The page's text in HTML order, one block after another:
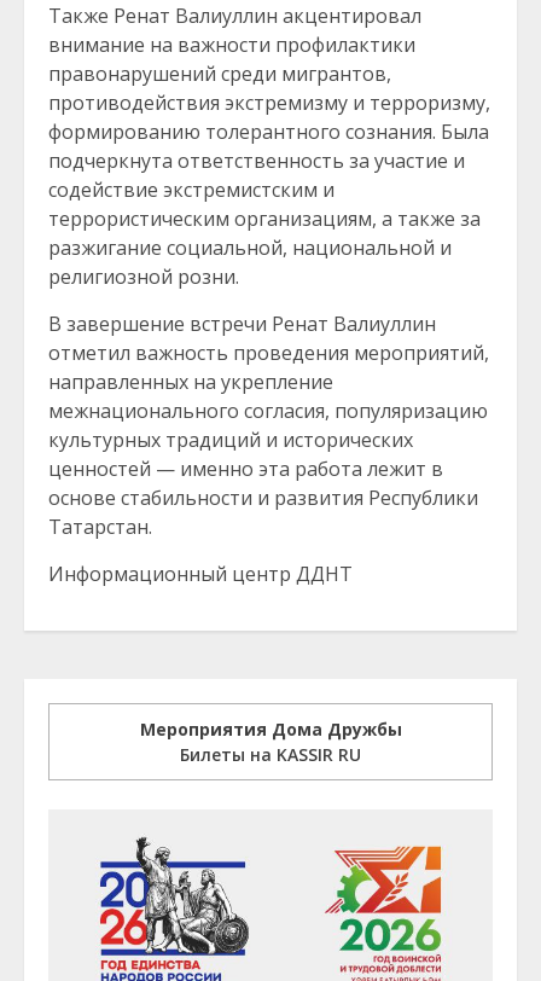
Также Ренат Валиуллин акцентировал
внимание на важности профилактики
правонарушений среди мигрантов,
противодействия экстремизму и терроризму,
формированию толерантного сознания. Была
подчеркнута ответственность за участие и
содействие экстремистским и
террористическим организациям, а также за
разжигание социальной, национальной и
религиозной розни.
В завершение встречи Ренат Валиуллин
отметил важность проведения мероприятий,
направленных на укрепление
межнационального согласия, популяризацию
культурных традиций и исторических
ценностей — именно эта работа лежит в
основе стабильности и развития Республики
Татарстан.
Информационный центр ДДНТ
Мероприятия Дома Дружбы
Билеты на KASSIR RU